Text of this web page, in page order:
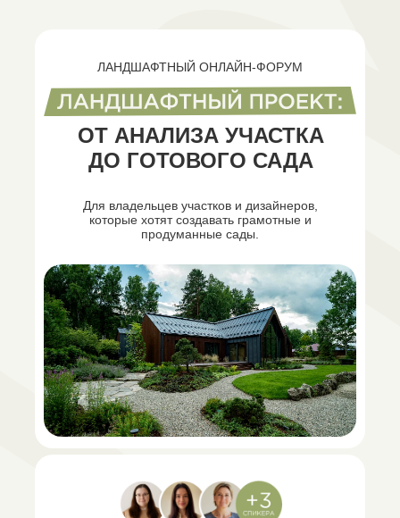
Для владельцев участков и дизайнеров,
которые хотят создавать грамотные и
продуманные сады.
ЛАНДШАФТНЫЙ ОНЛАЙН-ФОРУМ
ОТ АНАЛИЗА УЧАСТКА
ДО ГОТОВОГО САДА